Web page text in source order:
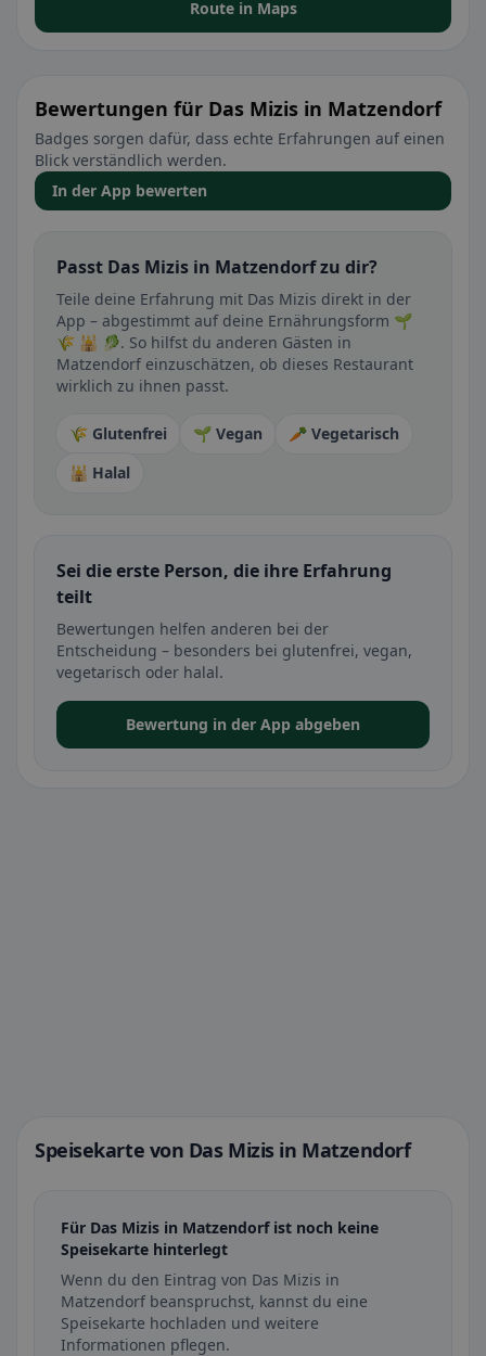
Route in Maps
Bewertungen für Das Mizis in Matzendorf
Badges sorgen dafür, dass echte Erfahrungen auf einen
Blick verständlich werden.
In der App bewerten
Passt Das Mizis in Matzendorf zu dir?
Teile deine Erfahrung mit Das Mizis direkt in der
App – abgestimmt auf deine Ernährungsform 🌱
🌾 🕌 🥬. So hilfst du anderen Gästen in
Matzendorf einzuschätzen, ob dieses Restaurant
wirklich zu ihnen passt.
🌾 Glutenfrei 🌱 Vegan
🥕 Vegetarisch
🕌 Halal
Sei die erste Person, die ihre Erfahrung
teilt
Bewertungen helfen anderen bei der
Entscheidung – besonders bei glutenfrei, vegan,
vegetarisch oder halal.
Bewertung in der App abgeben
Speisekarte von Das Mizis in Matzendorf
Für Das Mizis in Matzendorf ist noch keine
Speisekarte hinterlegt
Wenn du den Eintrag von Das Mizis in
Matzendorf beanspruchst, kannst du eine
Speisekarte hochladen und weitere
Informationen pflegen.